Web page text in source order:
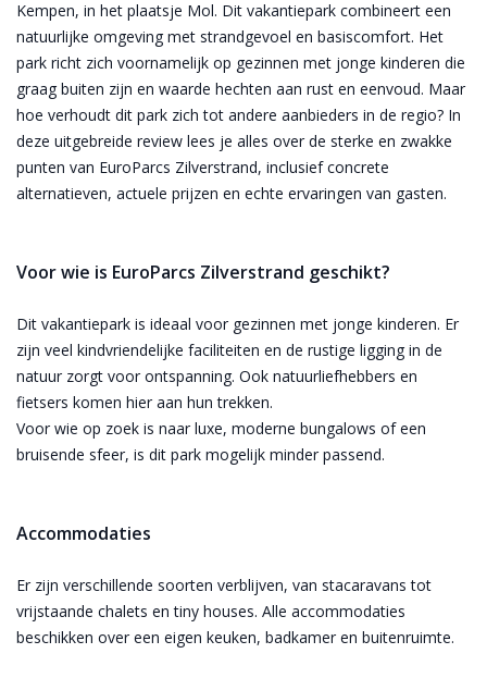
Kempen, in het plaatsje Mol. Dit vakantiepark combineert een
natuurlijke omgeving met strandgevoel en basiscomfort. Het
park richt zich voornamelijk op gezinnen met jonge kinderen die
graag buiten zijn en waarde hechten aan rust en eenvoud. Maar
hoe verhoudt dit park zich tot andere aanbieders in de regio? In
deze uitgebreide review lees je alles over de sterke en zwakke
punten van EuroParcs Zilverstrand, inclusief concrete
alternatieven, actuele prijzen en echte ervaringen van gasten.
Voor wie is EuroParcs Zilverstrand geschikt?
Dit vakantiepark is ideaal voor gezinnen met jonge kinderen. Er
zijn veel kindvriendelijke faciliteiten en de rustige ligging in de
natuur zorgt voor ontspanning. Ook natuurliefhebbers en
fietsers komen hier aan hun trekken.
Voor wie op zoek is naar luxe, moderne bungalows of een
bruisende sfeer, is dit park mogelijk minder passend.
Accommodaties
Er zijn verschillende soorten verblijven, van stacaravans tot
vrijstaande chalets en tiny houses. Alle accommodaties
beschikken over een eigen keuken, badkamer en buitenruimte.